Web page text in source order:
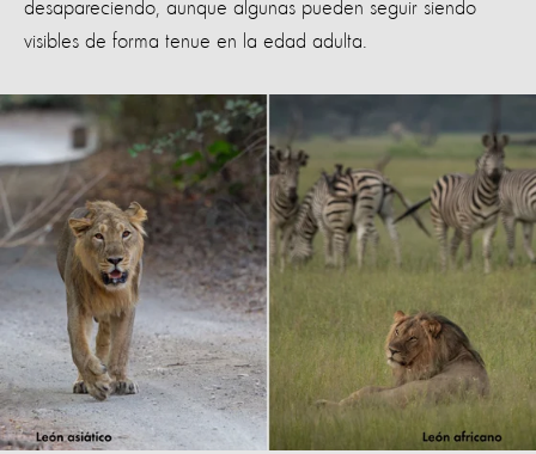
desapareciendo, aunque algunas pueden seguir siendo
visibles de forma tenue en la edad adulta.